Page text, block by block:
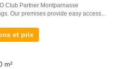
Club Partner Montparnasse
Our premises provide easy access...
et prix
m²